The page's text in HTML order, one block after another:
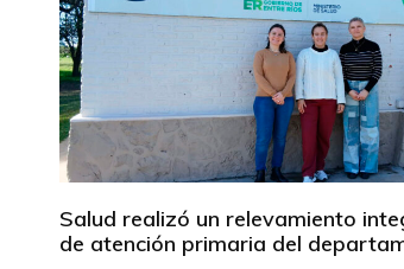
Salud realizó un relevamiento
de atención primaria del